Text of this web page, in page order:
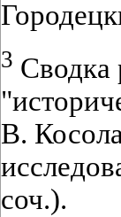
3 Сводка
В.
соч.).